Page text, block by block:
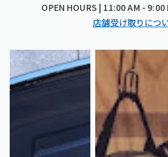
OPEN HOURS | 11:00 AM -
店舗受け取りにつ